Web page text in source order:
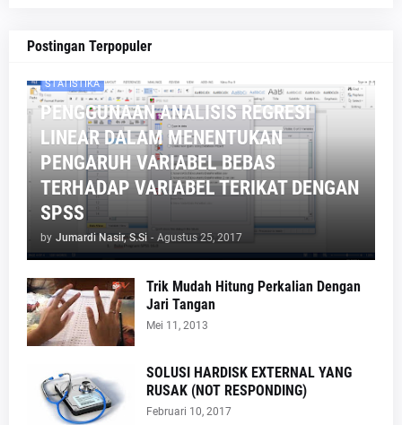
Postingan Terpopuler
STATISTIKA
PENGGUNAAN ANALISIS REGRESI
LINEAR DALAM MENENTUKAN
PENGARUH VARIABEL BEBAS
TERHADAP VARIABEL TERIKAT DENGAN
SPSS
by Jumardi Nasir, S.Si - Agustus 25, 2017
Trik Mudah Hitung Perkalian Dengan
Jari Tangan
Mei 11, 2013
SOLUSI HARDISK EXTERNAL YANG
RUSAK (NOT RESPONDING)
Februari 10, 2017